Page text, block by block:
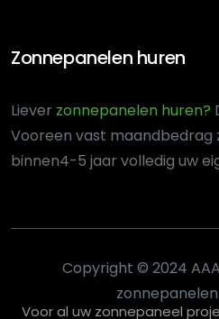
Zonnepanelen huren
Liever zonnepanelen huren?
Vooreen vast maandbedrag
binnen4-5 jaar volledig uw
Copyright © 2024
Voor al uw zonnepaneel